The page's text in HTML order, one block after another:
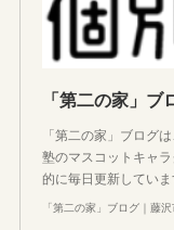
「第二の家」
「第二の家」ブログ
塾のマスコットキャ
的に毎日更新してい
「第二の家」ブログ｜藤